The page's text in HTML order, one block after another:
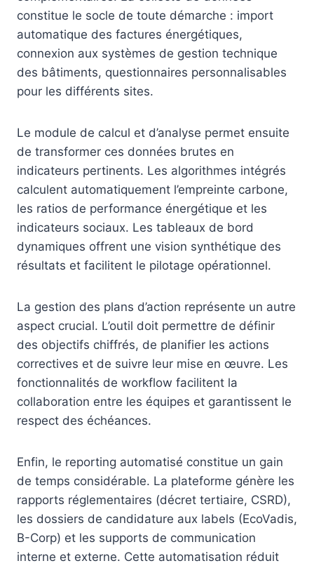
constitue le socle de toute démarche : import
automatique des factures énergétiques,
connexion aux systèmes de gestion technique
des bâtiments, questionnaires personnalisables
pour les différents sites.
Le module de calcul et d’analyse permet ensuite
de transformer ces données brutes en
indicateurs pertinents. Les algorithmes intégrés
calculent automatiquement l’empreinte carbone,
les ratios de performance énergétique et les
indicateurs sociaux. Les tableaux de bord
dynamiques offrent une vision synthétique des
résultats et facilitent le pilotage opérationnel.
La gestion des plans d’action représente un autre
aspect crucial. L’outil doit permettre de définir
des objectifs chiffrés, de planifier les actions
correctives et de suivre leur mise en œuvre. Les
fonctionnalités de workflow facilitent la
collaboration entre les équipes et garantissent le
respect des échéances.
Enfin, le reporting automatisé constitue un gain
de temps considérable. La plateforme génère les
rapports réglementaires (décret tertiaire, CSRD),
les dossiers de candidature aux labels (EcoVadis,
B-Corp) et les supports de communication
interne et externe. Cette automatisation réduit